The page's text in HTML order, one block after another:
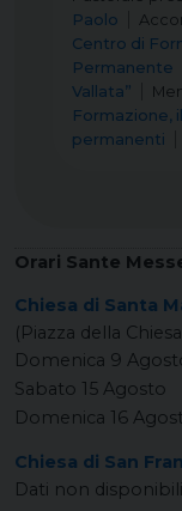
Paolo
Centro di
Permanente
Vallata”
Formazione,
permanenti
Orari Sante
Chiesa di Santa
(Piazza della
Domenica 9
Sabato 15 Agosto
Domenica 16
Chiesa di San
Dati non disponibili